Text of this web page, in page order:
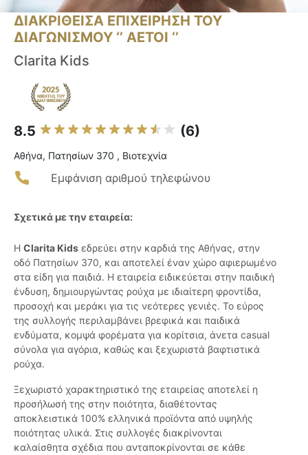
ΔΙΑΚΡΙΘΕΙΣΑ ΕΠΙΧΕΙΡΗΣΗ ΤΟΥ
ΔΙΑΓΩΝΙΣΜΟΥ ‘’ ΑΕΤΟΙ ‘’
Clarita Kids
8.5 (6)
Αθήνα, Πατησίων 370 , Βιοτεχνία
Εμφάνιση αριθμού τηλεφώνου
Σχετικά με την εταιρεία:
Η Clarita Kids εδρεύει στην καρδιά της Αθήνας, στην
οδό Πατησίων 370, και αποτελεί έναν χώρο αφιερωμένο
στα είδη για παιδιά. Η εταιρεία ειδικεύεται στην παιδική
ένδυση, δημιουργώντας ρούχα με ιδιαίτερη φροντίδα,
προσοχή και μεράκι για τις νεότερες γενιές. Το εύρος
της συλλογής περιλαμβάνει βρεφικά και παιδικά
ενδύματα, κομψά φορέματα για κορίτσια, άνετα casual
σύνολα για αγόρια, καθώς και ξεχωριστά βαφτιστικά
ρούχα.
Ξεχωριστό χαρακτηριστικό της εταιρείας αποτελεί η
προσήλωσή της στην ποιότητα, διαθέτοντας
αποκλειστικά 100% ελληνικά προϊόντα από υψηλής
ποιότητας υλικά. Στις συλλογές διακρίνονται
καλαίσθητα σχέδια που ανταποκρίνονται σε κάθε